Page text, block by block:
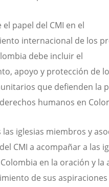
el papel del CMI en el
internacional de los
debe incluir el
apoyo y protección de
que defienden la
humanos en
iglesias miembros y
CMI a acompañar a las
en la oración y la
de sus aspiraciones